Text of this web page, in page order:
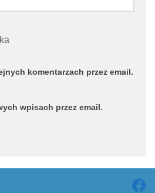
komentarzach przez email.
wpisach przez email.